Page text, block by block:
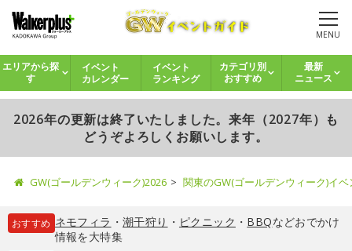
MENU
エリアから探
す
イベント
カレンダー
イベント
ランキング
カテゴリ別
おすすめ
最新
ニュース
2026年の更新は終了いたしました。来年（2027年）も
どうぞよろしくお願いします。
GW(ゴールデンウィーク)2026 関東のGW(ゴールデンウィーク)イ
おすすめ ネモフィラ ・ 潮干狩り ・ ピクニック ・ BBQなどおでかけ
情報を大特集